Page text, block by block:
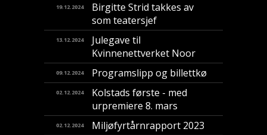
19.12.2024
Birgitte Strid takkes av
som teatersjef
13.12.2024
Julegave til
Kvinnenettverket Noor
09.12.2024 Programslipp og billettkø
02.12.2024
Kolstads første - med
urpremiere 8. mars
02.12.2024 Miljøfyrtårnrapport 2023